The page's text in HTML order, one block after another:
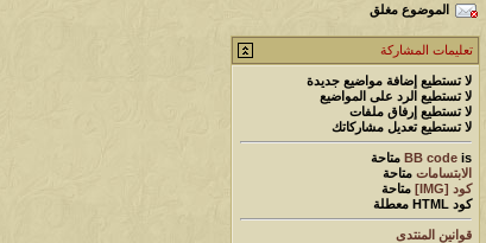
الموضوع مغلق
تعليمات المشاركة
لا تستطيع إضافة مواضيع جديدة
لا تستطيع الرد على المواضيع
لا تستطيع إرفاق ملفات
لا تستطيع تعديل مشاركاتك
BB code is
متاحة
الابتسامات متاحة
كود [IMG]
متاحة
كود HTML
معطلة
قوانين المنتدى